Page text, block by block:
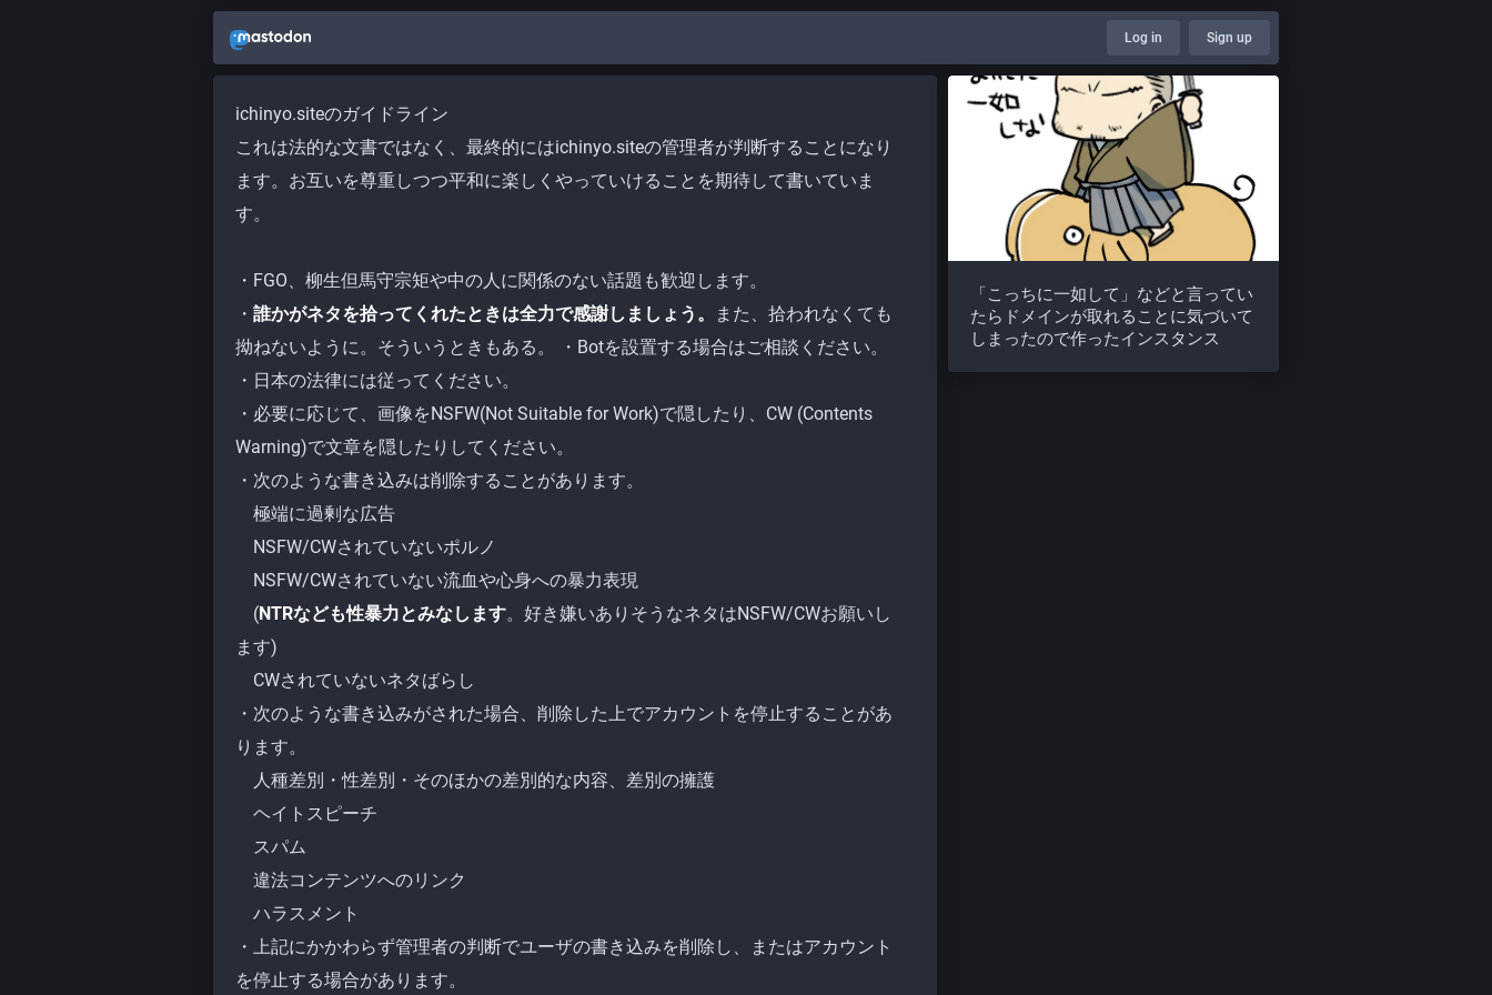
Log in Sign up
ichinyo.siteのガイドライン
これは法的な文書ではなく、最終的にはichinyo.siteの管理者が判断することになり
ます。お互いを尊重しつつ平和に楽しくやっていけることを期待して書いていま
す。
・FGO、柳生但馬守宗矩や中の人に関係のない話題も歓迎します。
・ 誰かがネタを拾ってくれたときは全力で感謝しましょう。
また、拾われなくても
拗ねないように。そういうときもある。 ・Botを設置する場合はご相談ください。
・日本の法律には従ってください。
・必要に応じて、画像をNSFW(Not Suitable for Work)で隠したり、CW (Contents
Warning)で文章を隠したりしてください。
・次のような書き込みは削除することがあります。
極端に過剰な広告
NSFW/CWされていないポルノ
NSFW/CWされていない流血や心身への暴力表現
(NTRなども性暴力とみなします。好き嫌いありそうなネタはNSFW/CWお願いし
ます)
CWされていないネタばらし
・次のような書き込みがされた場合、削除した上でアカウントを停止することがあ
ります。
人種差別・性差別・そのほかの差別的な内容、差別の擁護
ヘイトスピーチ
スパム
違法コンテンツへのリンク
ハラスメント
・上記にかかわらず管理者の判断でユーザの書き込みを削除し、またはアカウント
を停止する場合があります。
「こっちに一如して」などと言ってい
たらドメインが取れることに気づいて
しまったので作ったインスタンス